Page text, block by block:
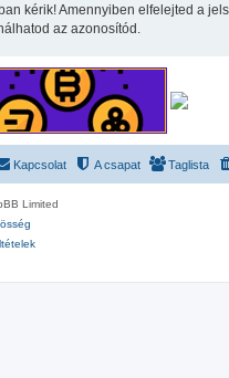
kérik! Amennyiben elfelejted a
az azonosítód.
Taglista
A csapat
Kapcsolat
Limited